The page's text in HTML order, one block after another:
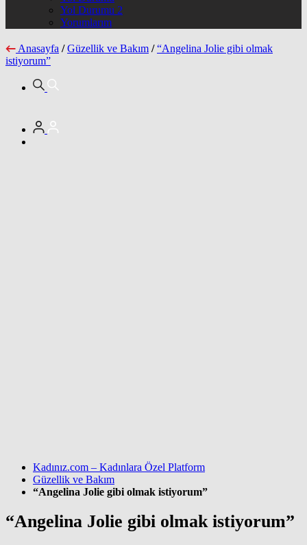
Yol Durumu 2
Yorumlarım
Anasayfa / Güzellik ve Bakım / “Angelina Jolie gibi olmak
istiyorum”
Kadınız.com – Kadınlara Özel Platform
Güzellik ve Bakım
“Angelina Jolie gibi olmak istiyorum”
“Angelina Jolie gibi olmak istiyorum”